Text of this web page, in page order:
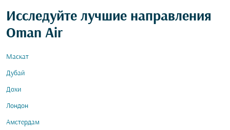
Исследуйте лучшие направления
Oman Air
Маскат
Дубай
Дохи
Лондон
Амстердам